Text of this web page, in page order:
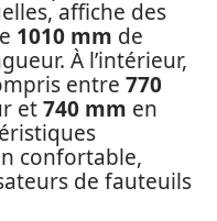
affiche des
1010 mm de
À l’intérieur,
entre 770
et740 mm en
confortable,
de fauteuils